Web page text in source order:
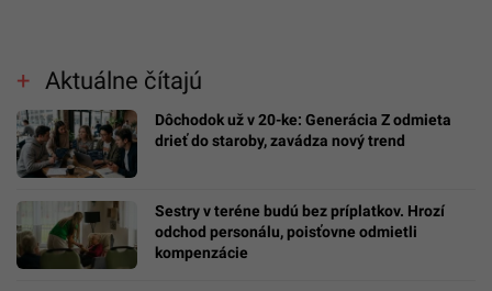
Aktuálne čítajú
Dôchodok už v 20-ke: Generácia Z odmieta
drieť do staroby, zavádza nový trend
Sestry v teréne budú bez príplatkov. Hrozí
odchod personálu, poisťovne odmietli
kompenzácie